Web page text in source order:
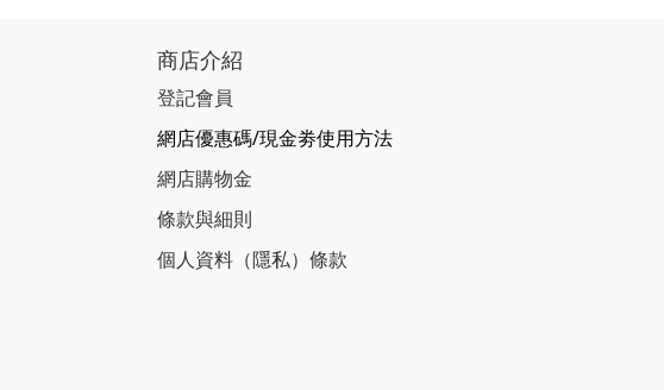
商店介紹
登記會員
網店優惠碼/現金劵使用方法
網店購物金
條款與細則
個人資料（隱私）條款